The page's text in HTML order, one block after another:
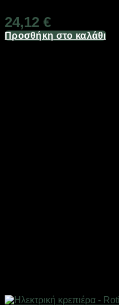
24,12 €
Προσθήκη στο καλάθι